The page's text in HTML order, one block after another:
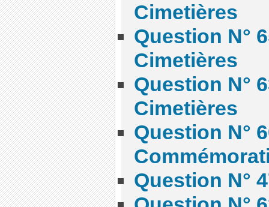
Cimetières
Question N°
Cimetières
Question N°
Cimetières
Question N°
Question N°